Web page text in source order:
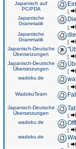
Japanisch auf
PC/PDA
[
Japanische
Grammatik
[
Japanische
Grammatik
[
Japanisch-Deutsche
Übersetzungen
[
Japanisch-Deutsche
Übersetzungen
[
wadoku.de
[
WadokuTeam
Japanisch-Deutsche
Übersetzungen
[
wadoku.de
[
wadoku.de
[